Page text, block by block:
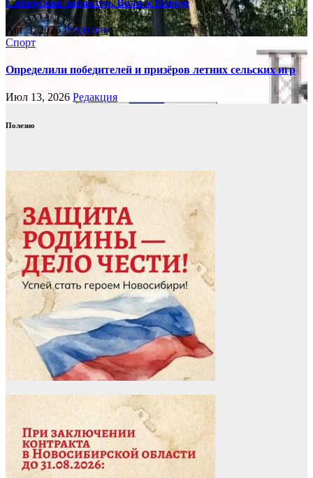
Авг 3, 2026Редакция
Спорт
Определили победителей и призёров летних сельских игр
Июл 13, 2026 Редакция
Полезно